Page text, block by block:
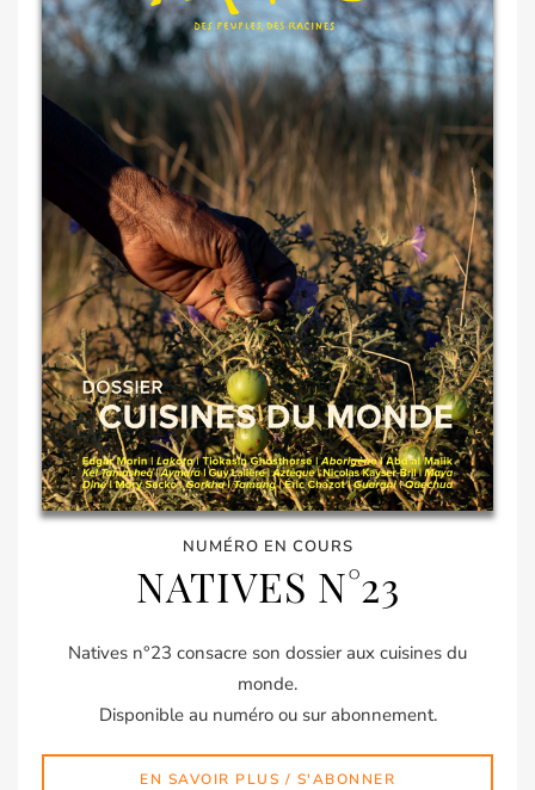
NUMÉRO EN COURS
NATIVES N°23
Natives n°23 consacre son dossier aux cuisines du
monde.
Disponible au numéro ou sur abonnement.
EN SAVOIR PLUS / S'ABONNER